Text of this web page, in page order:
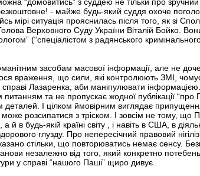
- майже будь-який суддя охоче
мірі ситуація прояснилась після того, як зі
Верховного Суду України Віталій Бойко.
(“спеціалістом з радянського
засобам масової інформації, але не
враження, що сили, які контролюють ЗМІ,
справі Лазаренка, аби маніпулювати
та не пропускає жодної публікації
деталей. І цілком ймовірним виглядає
розсипатися з тріском. І зовсім не тому, що
будь-якій країні світу , і навіть в США, в
глузду. Про непересічний правовий
стільки, що повторюватись немає сенсу.
незалежно від того, який конкретно
у справі “нашого Паші” щиро дивує.